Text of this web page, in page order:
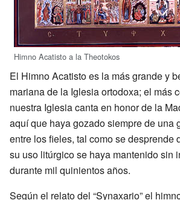
Himno Acatisto a la Theotokos
El Himno Acatisto es la más grande y
mariana de la Iglesia ortodoxa; el más
nuestra Iglesia canta en honor de la
aquí que haya gozado siempre de una
entre los fieles, tal como se desprende
su uso litúrgico se haya mantenido sin
durante mil quinientos años.
Según el relato del “Synaxario” el